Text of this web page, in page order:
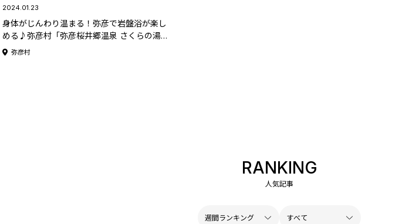
2024.01.23
身体がじんわり温まる！弥彦で岩盤浴が楽し
める♪弥彦村「弥彦桜井郷温泉 さくらの湯」
#にいがた見っけたい
弥彦村
RANKING
人気記事